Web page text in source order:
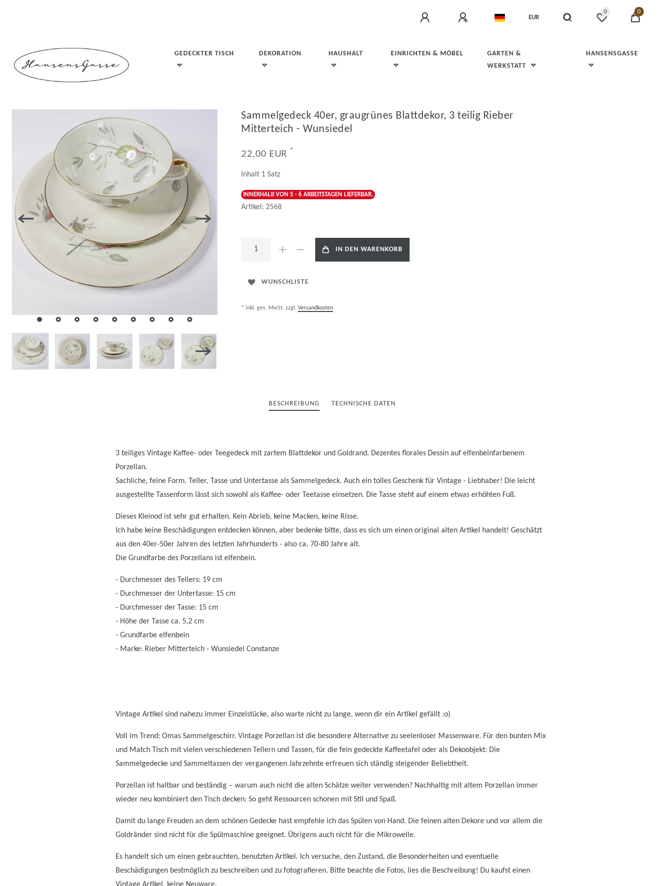
EUR
0 0
GEDECKTER TISCH DEKORATION HAUSHALT EINRICHTEN & MÖBEL
GARTEN &
WERKSTATT
HANSENSGASSE
Sammelgedeck 40er, graugrünes Blattdekor, 3 teilig Rieber
Mitterteich - Wunsiedel
22,00 EUR *
Inhalt 1 Satz
INNERHALB VON 5 - 6 ARBEITSTAGEN LIEFERBAR.
Artikel: 2568
IN DEN WARENKORB
WUNSCHLISTE
* inkl. ges. MwSt. zzgl. Versandkosten
BESCHREIBUNG TECHNISCHE DATEN
3 teiliges Vintage Kaffee- oder Teegedeck mit zartem Blattdekor und Goldrand. Dezentes florales Dessin auf elfenbeinfarbenem
Porzellan.
Sachliche, feine Form. Teller, Tasse und Untertasse als Sammelgedeck. Auch ein tolles Geschenk für Vintage - Liebhaber! Die leicht
ausgestellte Tassenform lässt sich sowohl als Kaffee- oder Teetasse einsetzen. Die Tasse steht auf einem etwas erhöhten Fuß.
Dieses Kleinod ist sehr gut erhalten. Kein Abrieb, keine Macken, keine Risse.
Ich habe keine Beschädigungen entdecken können, aber bedenke bitte, dass es sich um einen original alten Artikel handelt! Geschätzt
aus den 40er-50er Jahren des letzten Jahrhunderts - also ca. 70-80 Jahre alt.
Die Grundfarbe des Porzellans ist elfenbein.
- Durchmesser des Tellers: 19 cm
- Durchmesser der Untertasse: 15 cm
- Durchmesser der Tasse: 15 cm
- Höhe der Tasse ca. 5,2 cm
- Grundfarbe elfenbein
- Marke: Rieber Mitterteich - Wunsiedel Constanze
Vintage Artikel sind nahezu immer Einzelstücke, also warte nicht zu lange, wenn dir ein Artikel gefällt :o)
Voll im Trend: Omas Sammelgeschirr. Vintage Porzellan ist die besondere Alternative zu seelenloser Massenware. Für den bunten Mix
und Match Tisch mit vielen verschiedenen Tellern und Tassen, für die fein gedeckte Kaffeetafel oder als Dekoobjekt: Die
Sammelgedecke und Sammeltassen der vergangenen Jahrzehnte erfreuen sich ständig steigender Beliebtheit.
Porzellan ist haltbar und beständig – warum auch nicht die alten Schätze weiter verwenden? Nachhaltig mit altem Porzellan immer
wieder neu kombiniert den Tisch decken: So geht Ressourcen schonen mit Stil und Spaß.
Damit du lange Freuden an dem schönen Gedecke hast empfehle ich das Spülen von Hand. Die feinen alten Dekore und vor allem die
Goldränder sind nicht für die Spülmaschine geeignet. Übrigens auch nicht für die Mikrowelle.
Es handelt sich um einen gebrauchten, benutzten Artikel. Ich versuche, den Zustand, die Besonderheiten und eventuelle
Beschädigungen bestmöglich zu beschreiben und zu fotografieren. Bitte beachte die Fotos, lies die Beschreibung! Du kaufst einen